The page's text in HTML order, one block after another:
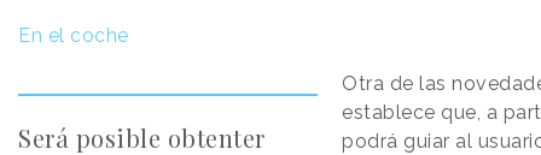
En el coche
Será posible obtenter
Otra de las
establece que, a
podrá guiar al